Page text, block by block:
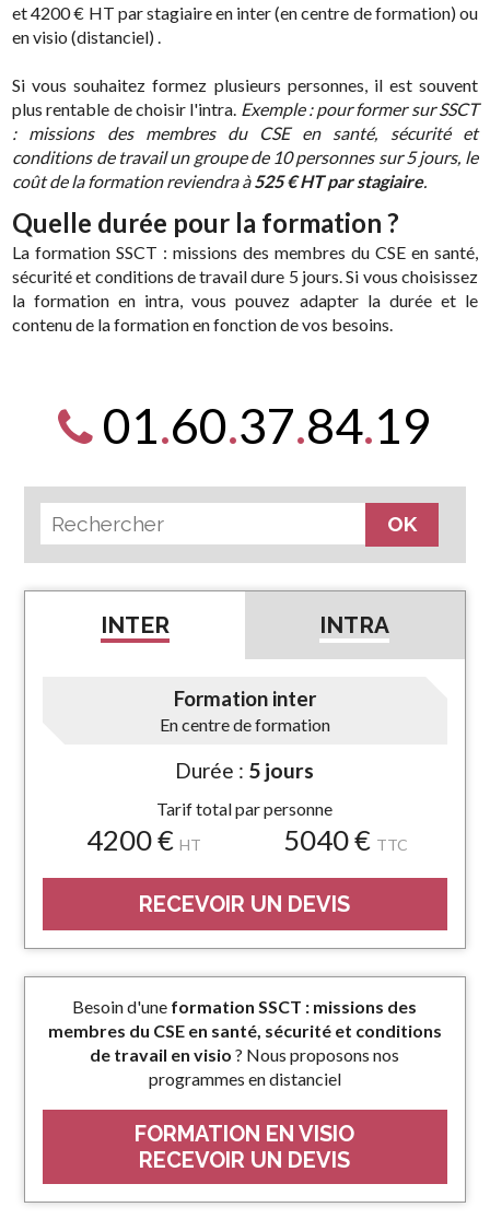
et 4200 € HT par stagiaire en inter (en centre de formation) ou
en visio (distanciel) .
Si vous souhaitez formez plusieurs personnes, il est souvent
plus rentable de choisir l'intra. Exemple : pour former sur SSCT
: missions des membres du CSE en santé, sécurité et
conditions de travail un groupe de 10 personnes sur 5 jours, le
coût de la formation reviendra à 525 € HT par stagiaire.
Quelle durée pour la formation ?
La formation SSCT : missions des membres du CSE en santé,
sécurité et conditions de travail dure 5 jours. Si vous choisissez
la formation en intra, vous pouvez adapter la durée et le
contenu de la formation en fonction de vos besoins.
01.60.37.84.19
INTER INTRA
Formation inter
En centre de formation
Durée : 5 jours
Tarif total par personne
4200 €HT 5040 € TTC
RECEVOIR UN DEVIS
Besoin d'une formation SSCT : missions des
membres du CSE en santé, sécurité et conditions
de travail en visio ? Nous proposons nos
programmes en distanciel
FORMATION EN VISIO
RECEVOIR UN DEVIS